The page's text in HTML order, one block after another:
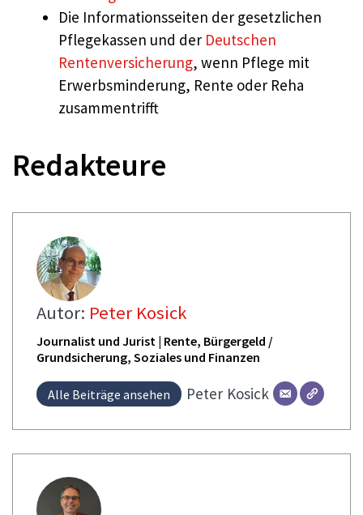
Die Informationsseiten der gesetzlichen
Pflegekassen und der Deutschen
Rentenversicherung, wenn Pflege mit
Erwerbsminderung, Rente oder Reha
zusammentrifft
Redakteure
Autor: Peter Kosick
Journalist und Jurist | Rente, Bürgergeld /
Grundsicherung, Soziales und Finanzen
Alle Beiträge ansehen Peter Kosick